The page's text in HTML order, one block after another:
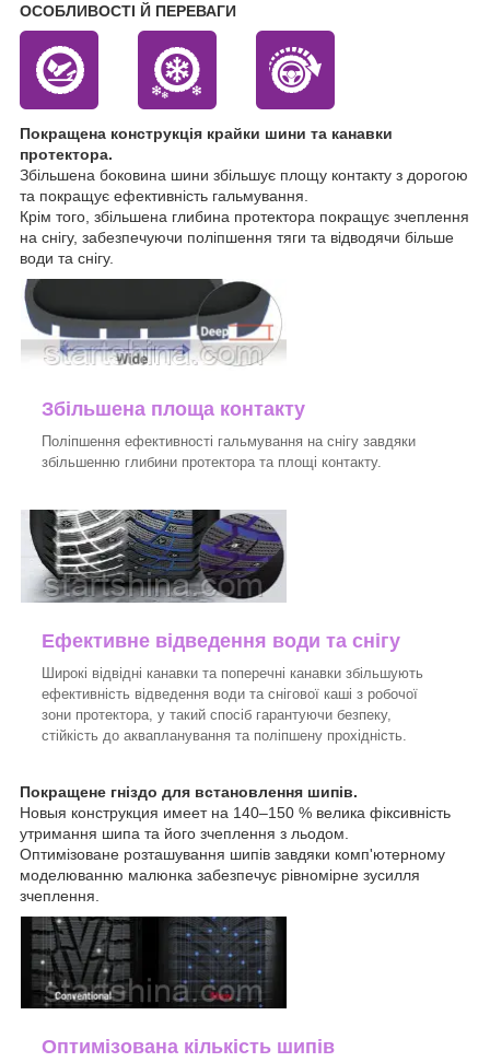
ОСОБЛИВОСТІ Й ПЕРЕВАГИ
Покращена конструкція крайки шини та канавки
протектора.
Збільшена боковина шини збільшує площу контакту з дорогою
та покращує ефективність гальмування.
Крім того, збільшена глибина протектора покращує зчеплення
на снігу, забезпечуючи поліпшення тяги та відводячи більше
води та снігу.
Збільшена площа контакту
Поліпшення ефективності гальмування на снігу завдяки
збільшенню глибини протектора та площі контакту.
Ефективне відведення води та снігу
Широкі відвідні канавки та поперечні канавки збільшують
ефективність відведення води та снігової каші з робочої
зони протектора, у такий спосіб гарантуючи безпеку,
стійкість до аквапланування та поліпшену прохідність.
Покращене гніздо для встановлення шипів.
Новыя конструкция имеет на 140–150 % велика фіксивність
утримання шипа та його зчеплення з льодом.
Оптимізоване розташування шипів завдяки комп'ютерному
моделюванню малюнка забезпечує рівномірне зусилля
зчеплення.
Оптимізована кількість шипів